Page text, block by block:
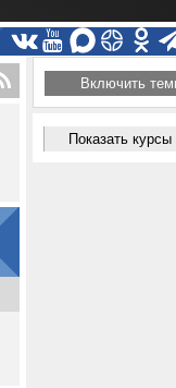
Включить
Показать